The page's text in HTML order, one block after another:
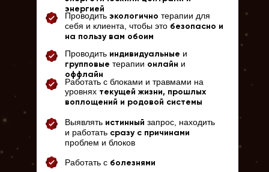
энергией
Проводить индивидуальные и
групповые терапии онлайн и
оффлайн
Работать с блоками и травмами на
уровнях текущей жизни, прошлых
воплощений и родовой системы
Проводить экологично терапии для
себя и клиента, чтобы это безопасно и
на пользу вам обоим
Выявлять истинный запрос, находить
и работать сразу с причинами
проблем и блоков
Работать с болезнями